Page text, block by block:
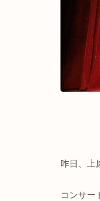
昨日、上
コンサー